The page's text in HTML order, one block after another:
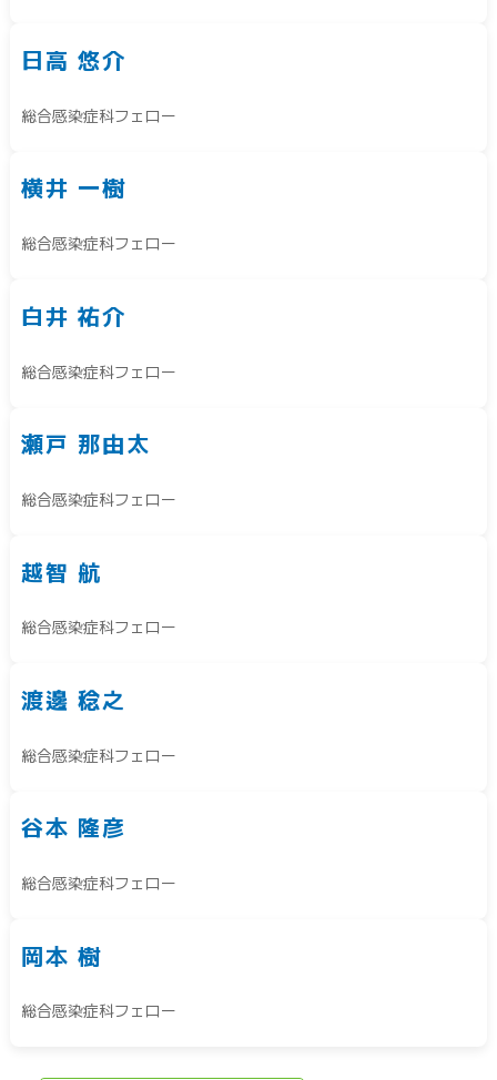
日高 悠介
総合感染症科フェロー
横井 一樹
総合感染症科フェロー
白井 祐介
総合感染症科フェロー
瀬戸 那由太
総合感染症科フェロー
越智 航
総合感染症科フェロー
渡邊 稔之
総合感染症科フェロー
谷本 隆彦
総合感染症科フェロー
岡本 樹
総合感染症科フェロー